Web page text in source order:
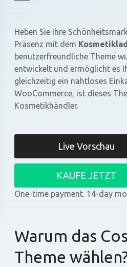
Heben Sie Ihre
Präsenz mit dem
benutzerfreundliche Theme
entwickelt und ermöglicht es
gleichzeitig ein nahtloses
WooCommerce, ist dieses
Kosmetikhändler.
Live Vorschau
KAUFE JETZT
One-time payment. 14-day
Warum das
Theme